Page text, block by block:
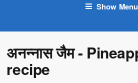
Show Menu
अनन्नास जैम -
recipe